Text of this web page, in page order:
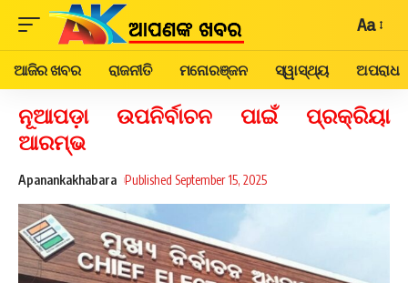
Aa
ଆଜିର ଖବର ରାଜନୀତି ମନୋରଞ୍ଜନ ସ୍ୱାସ୍ଥ୍ୟ ଅପରାଧ
ନୂଆପଡ଼ା ଉପନିର୍ବାଚନ ପାଇଁ ପ୍ରକ୍ରିୟା
ଆରମ୍ଭ
Apanankakhabara Published September 15, 2025